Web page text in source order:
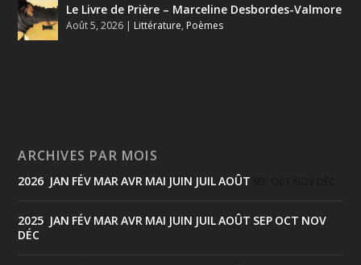
Le Livre de Prière – Marceline Desbordes-Valmore
Août 5, 2026 | Littérature, Poèmes
ARCHIVES PAR MOIS
2026 JAN FÉV MAR AVR MAI JUIN JUILAOÛT
2025 JAN FÉV MAR AVR MAI JUIN JUILAOÛT SEP OCT NOV
DÉC